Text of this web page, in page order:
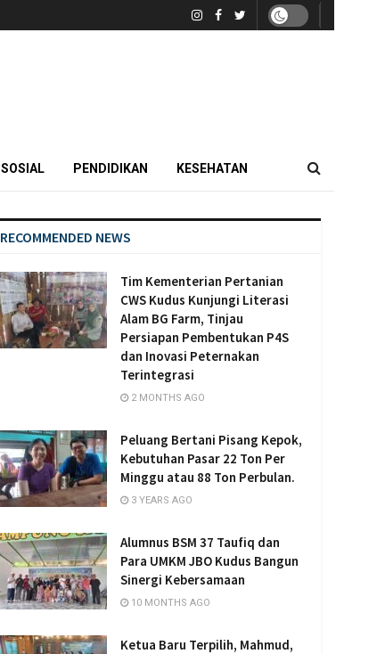
SOSIAL PENDIDIKAN KESEHATAN
RECOMMENDED NEWS
Tim Kementerian Pertanian
CWS Kudus Kunjungi Literasi
Alam BG Farm, Tinjau
Persiapan Pembentukan P4S
dan Inovasi Peternakan
Terintegrasi
2 MONTHS AGO
Peluang Bertani Pisang Kepok,
Kebutuhan Pasar 22 Ton Per
Minggu atau 88 Ton Perbulan.
3 YEARS AGO
Alumnus BSM 37 Taufiq dan
Para UMKM JBO Kudus Bangun
Sinergi Kebersamaan
10 MONTHS AGO
Ketua Baru Terpilih, Mahmud,